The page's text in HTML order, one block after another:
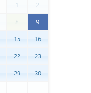
1
2
8
9
15
16
22
23
29
30